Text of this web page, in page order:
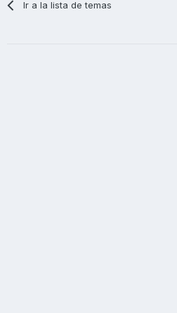
Ir a la lista de temas